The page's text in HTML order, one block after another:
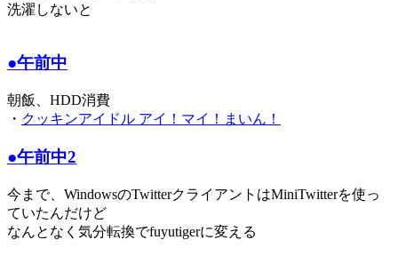
洗濯しないと
●午前中
朝飯、HDD消費
・ クッキンアイドル アイ！マイ！まいん！
●午前中2
今まで、WindowsのTwitterクライアントはMiniTwitterを使っ
ていたんだけど
なんとなく気分転換でfuyutigerに変える